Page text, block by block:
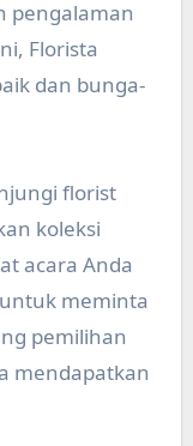
pengalaman
Florista
dan bunga-
florist
koleksi
acara Anda
meminta
pemilihan
mendapatkan